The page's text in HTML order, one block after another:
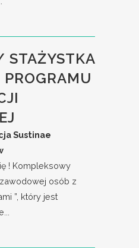
STAŻYSTKA
Sustinae
! Kompleksowy
osób z
”, który jest